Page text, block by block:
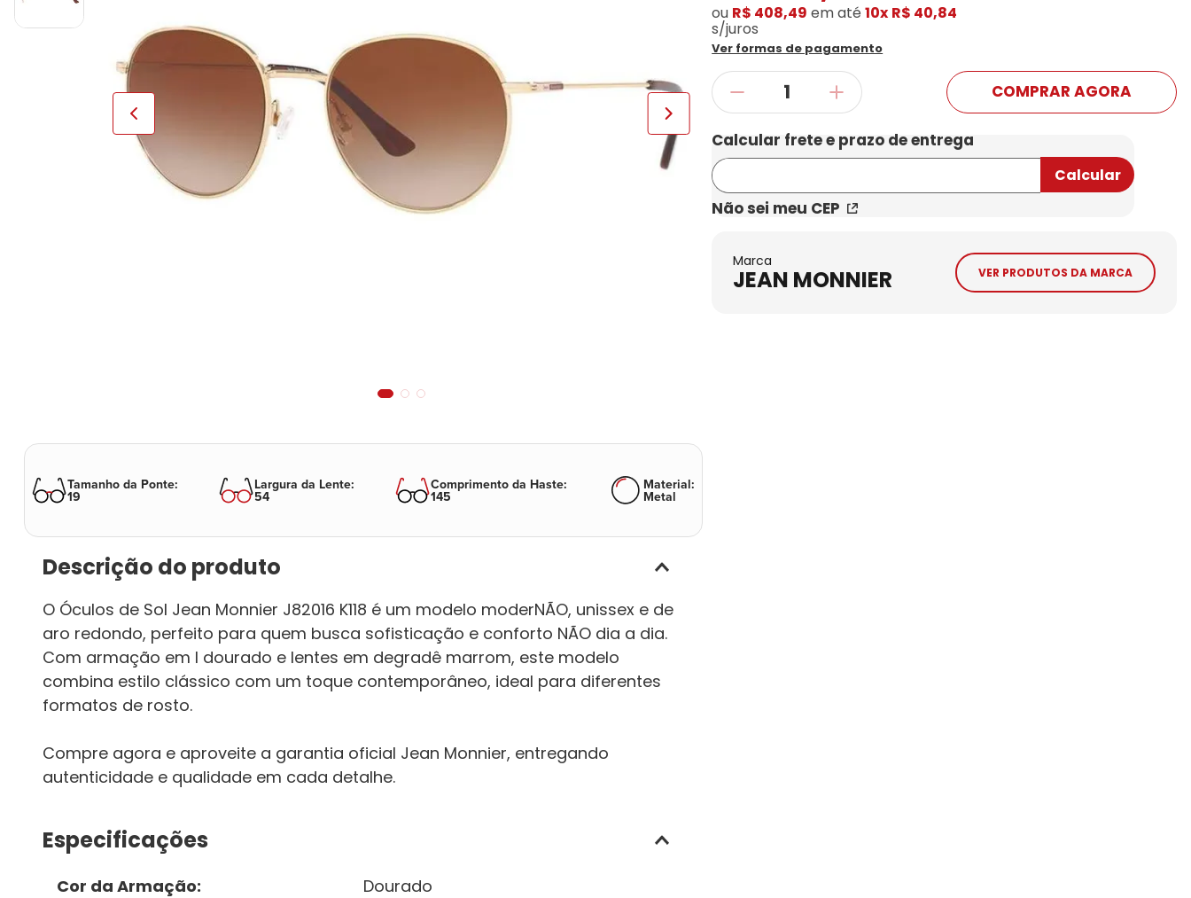
Conheça Nossas Marcas
Tamanho da Ponte:
19
Largura da Lente:
54
Comprimento da Haste:
145
Material:
Metal
Descrição do produto
O Óculos de Sol Jean Monnier J82016 K118 é um modelo moderNÃO, unissex e de
aro redondo, perfeito para quem busca sofisticação e conforto NÃO dia a dia.
Com armação em l dourado e lentes em degradê marrom, este modelo
combina estilo clássico com um toque contemporâneo, ideal para diferentes
formatos de rosto.
Compre agora e aproveite a garantia oficial Jean Monnier, entregando
autenticidade e qualidade em cada detalhe.
Especificações
Cor da Armação:
Dourado
ou R$ 408,49 em até10x R$ 40,84
s/juros
Ver formas de pagamento
COMPRAR AGORA
Não sei meu CEP
Marca
JEAN MONNIER VER PRODUTOS DA MARCA